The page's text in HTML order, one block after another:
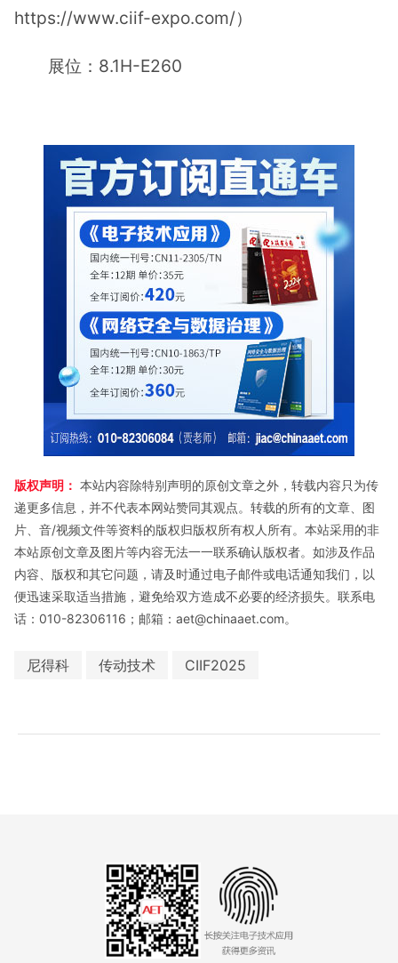
https://www.ciif-expo.com/）
展位：8.1H-E260
版权声明： 本站内容除特别声明的原创文章之外，转载内容只为传
递更多信息，并不代表本网站赞同其观点。转载的所有的文章、图
片、音/视频文件等资料的版权归版权所有权人所有。本站采用的非
本站原创文章及图片等内容无法一一联系确认版权者。如涉及作品
内容、版权和其它问题，请及时通过电子邮件或电话通知我们，以
便迅速采取适当措施，避免给双方造成不必要的经济损失。联系电
话：010-82306116；邮箱：aet@chinaaet.com。
尼得科 传动技术 CIIF2025